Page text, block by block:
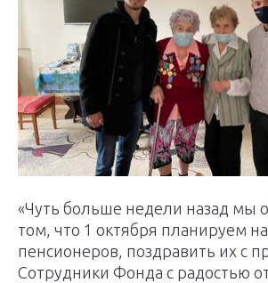
«Чуть больше недели назад мы
том, что 1 октября планируем
пенсионеров, поздравить их с
Сотрудники Фонда с радостью